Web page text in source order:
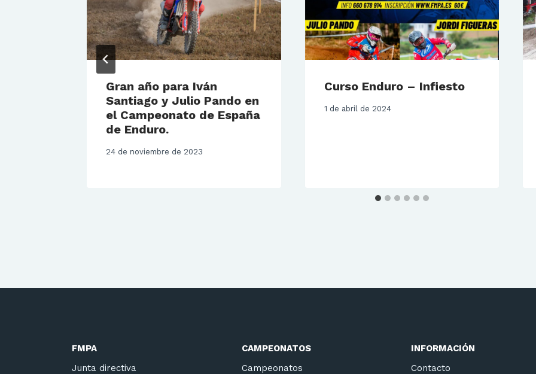
Gran año para Iván
Santiago y Julio Pando en
el Campeonato de España
de Enduro.
24 de noviembre de 2023
Curso Enduro – Infiesto
1 de abril de 2024
FMPA
Junta directiva
CAMPEONATOS
Campeonatos
INFORMACIÓN
Contacto